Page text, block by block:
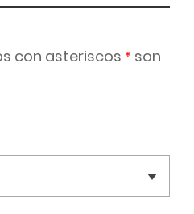
con asteriscos * son